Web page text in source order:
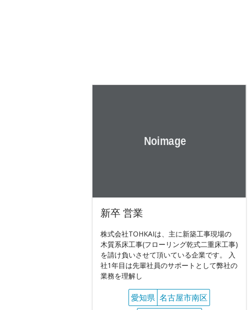
新卒 営業
株式会社TOHKAIは、主に新築工事現場の
木質系床工事(フローリング乾式二重床工事)
を請け負いさせて頂いている企業です。 入
社1年目は先輩社員のサポートとして弊社の
業務を理解し
愛知県 名古屋市南区